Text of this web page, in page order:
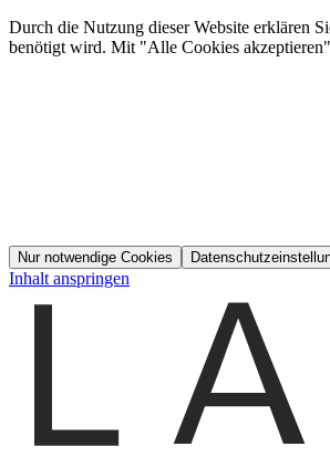
Durch die Nutzung dieser Website erklären
benötigt wird. Mit "Alle Cookies
Nur notwendige Cookies
Inhalt anspringen